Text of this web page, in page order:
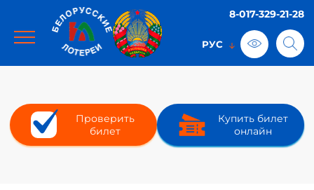
8-017-329-21-28
Проверить
билет
Купить билет
онлайн